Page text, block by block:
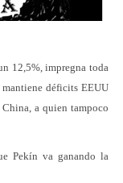
12,5%, impregna toda
déficits EEUU
a quien tampoco
Pekín va ganando la